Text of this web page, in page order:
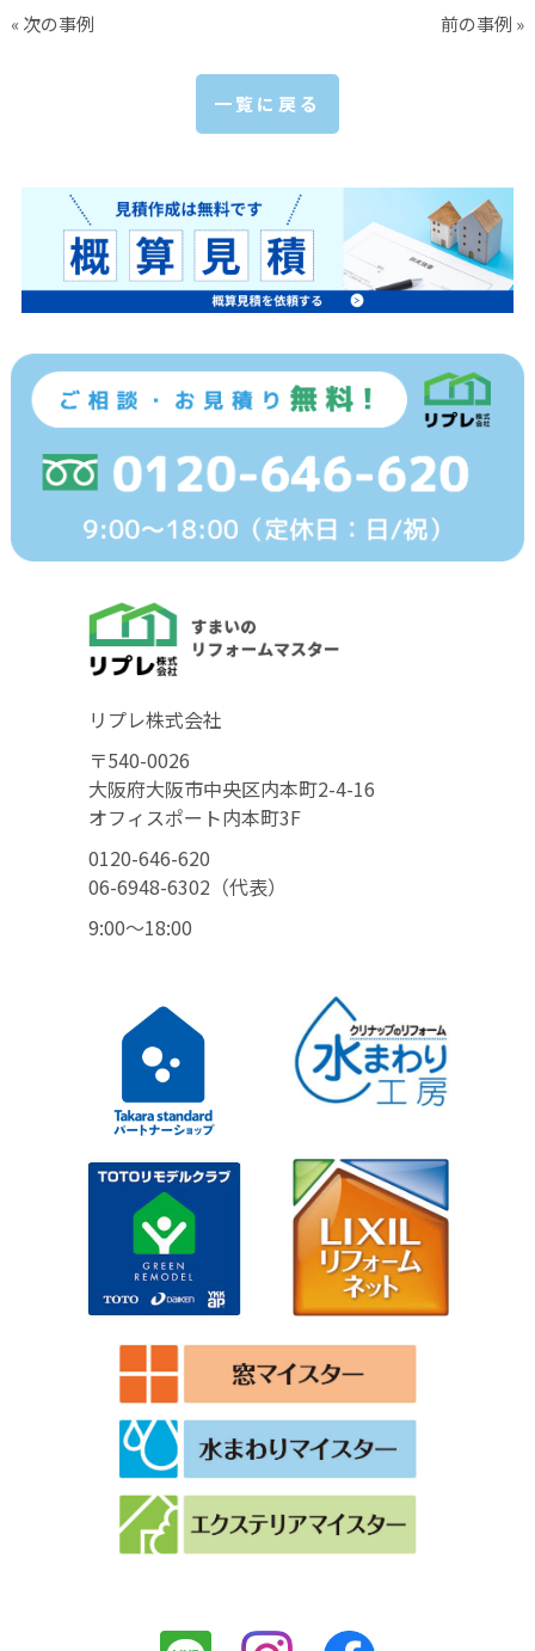
« 次の事例 前の事例 »
一覧に戻る
リプレ株式会社
〒540-0026
大阪府大阪市中央区内本町2-4-16
オフィスポート内本町3F
0120-646-620
06-6948-6302（代表）
9:00〜18:00